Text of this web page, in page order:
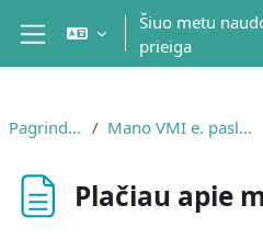
Pereiti į pagrindinį turinį
Šoninis skydelis
Šiuo metu
prieiga
Pagrindinis Mano VMI e. paslaugos
Plačiau apie